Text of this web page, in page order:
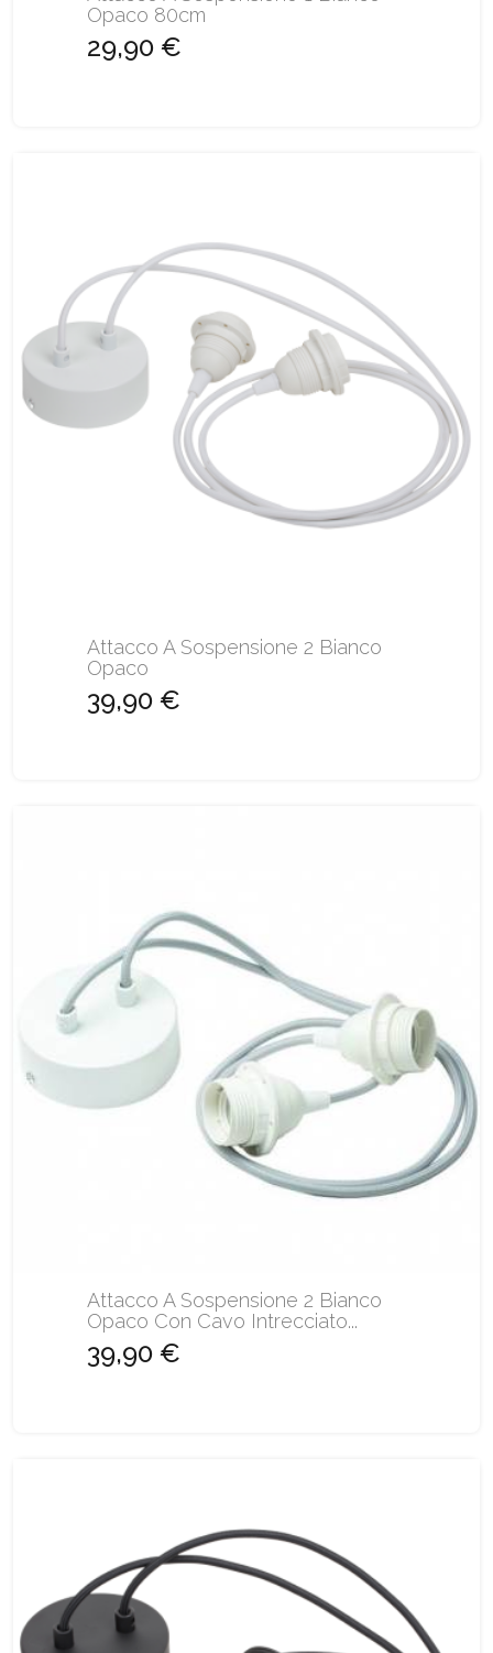
Opaco 80cm
29,90 €
Attacco A Sospensione 2 Bianco
Opaco
39,90 €
Attacco A Sospensione 2 Bianco
Opaco Con Cavo Intrecciato...
39,90 €